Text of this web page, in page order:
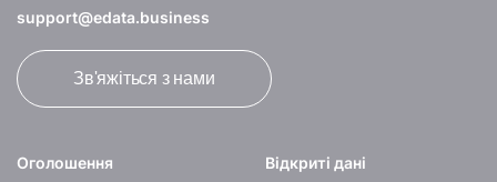
Оголошення Відкриті дані
support@edata.business
Зв'яжіться з нами